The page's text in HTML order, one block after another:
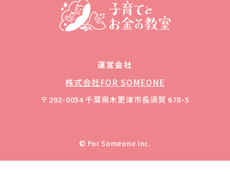
運営会社
株式会社FOR SOMEONE
〒292-0054 千葉県木更津市長須賀 678-5
© For Someone inc.